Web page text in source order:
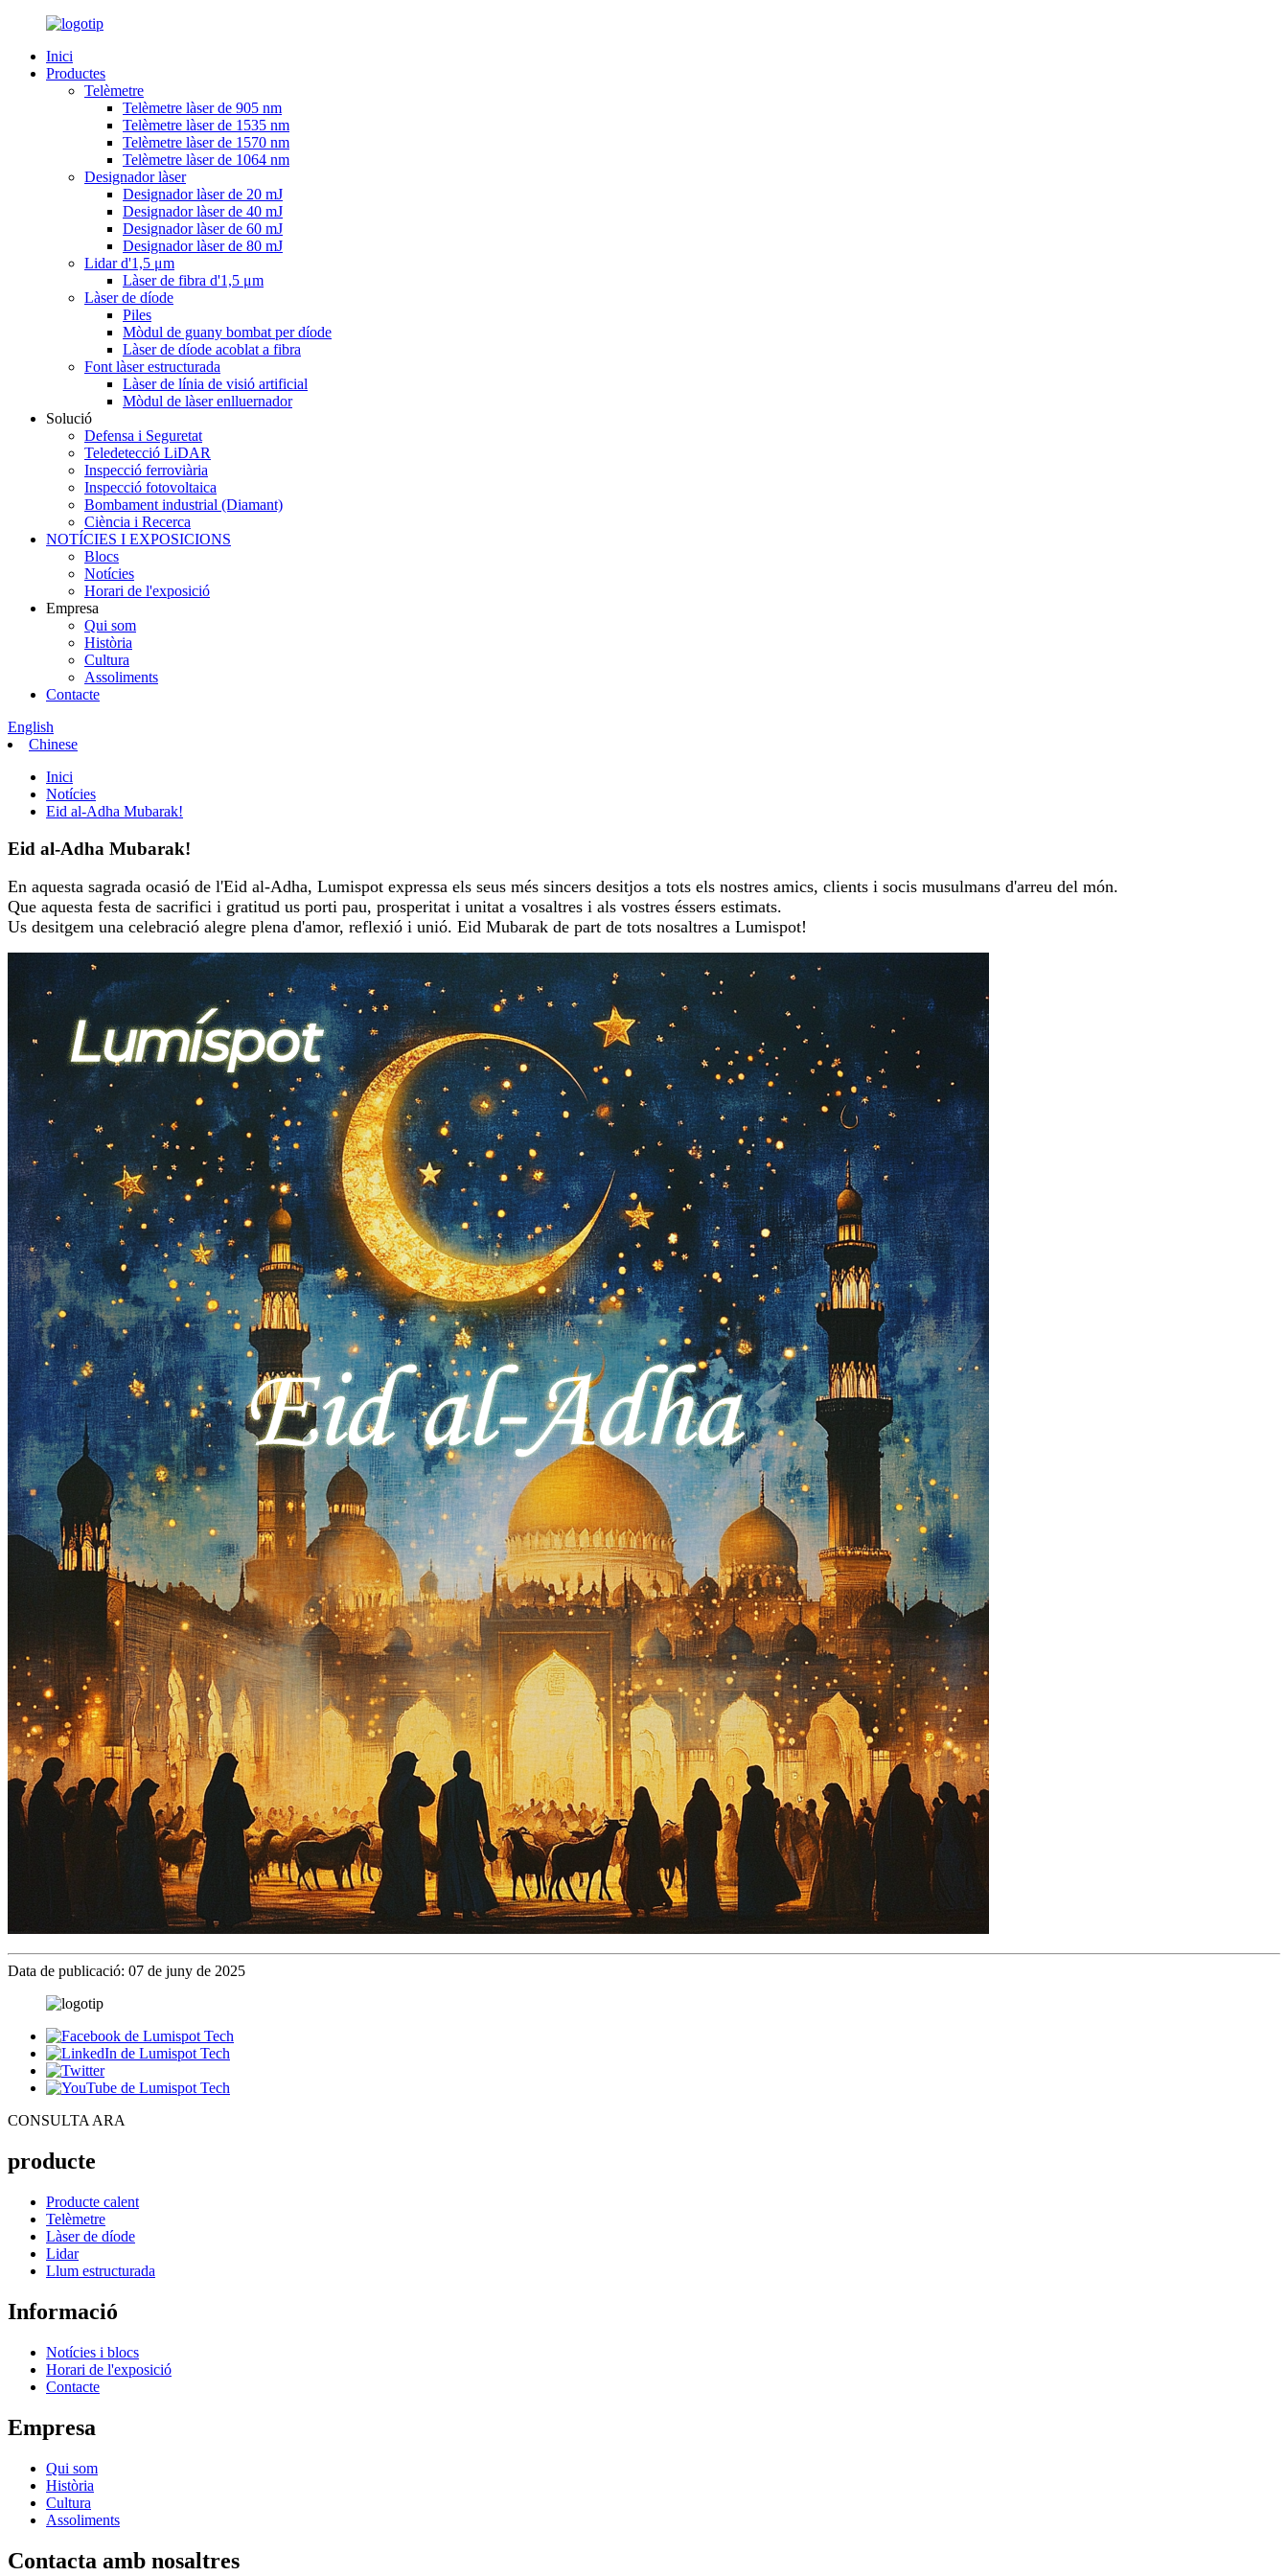
Inici
Productes
Telèmetre
Telèmetre làser de 905 nm
Telèmetre làser de 1535 nm
Telèmetre làser de 1570 nm
Telèmetre làser de 1064 nm
Designador làser
Designador làser de 20 mJ
Designador làser de 40 mJ
Designador làser de 60 mJ
Designador làser de 80 mJ
Lidar d'1,5 μm
Làser de fibra d'1,5 μm
Làser de díode
Piles
Mòdul de guany bombat per díode
Làser de díode acoblat a fibra
Font làser estructurada
Làser de línia de visió artificial
Mòdul de làser enlluernador
Solució
Defensa i Seguretat
Teledetecció LiDAR
Inspecció ferroviària
Inspecció fotovoltaica
Bombament industrial (Diamant)
Ciència i Recerca
NOTÍCIES I EXPOSICIONS
Blocs
Notícies
Horari de l'exposició
Empresa
Qui som
Història
Cultura
Assoliments
Contacte
English
Chinese
Inici
Notícies
Eid al-Adha Mubarak!
Eid al-Adha Mubarak!
En aquesta sagrada ocasió de l'Eid al-Adha, Lumispot expressa els seus més sincers desitjos a tots els nostres amics, clients i socis musulmans d'arreu del món.
Que aquesta festa de sacrifici i gratitud us porti pau, prosperitat i unitat a vosaltres i als vostres éssers estimats.
Us desitgem una celebració alegre plena d'amor, reflexió i unió. Eid Mubarak de part de tots nosaltres a Lumispot!
Data de publicació: 07 de juny de 2025
CONSULTA ARA
producte
Producte calent
Telèmetre
Làser de díode
Lidar
Llum estructurada
Informació
Notícies i blocs
Horari de l'exposició
Contacte
Empresa
Qui som
Història
Cultura
Assoliments
Contacta amb nosaltres